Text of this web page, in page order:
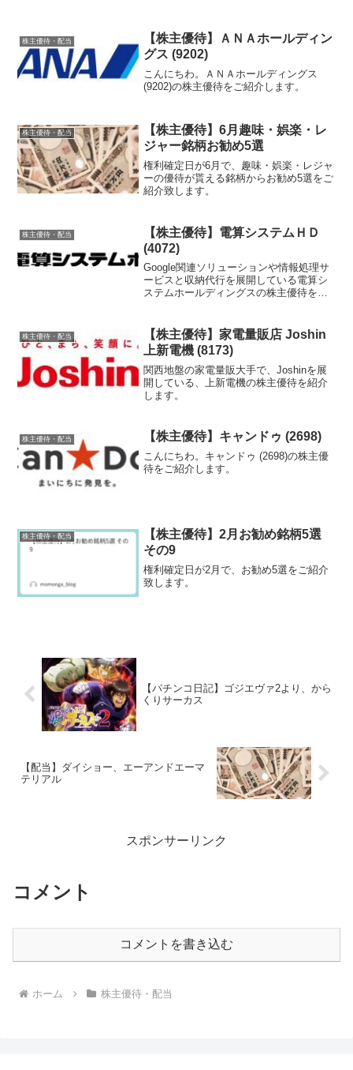
株主優待・配当
【株主優待】ＡＮＡホールディン
グス (9202)
こんにちわ。ＡＮＡホールディングス
(9202)の株主優待をご紹介します。
株主優待・配当
【株主優待】6月趣味・娯楽・レ
ジャー銘柄お勧め5選
権利確定日が6月で、趣味・娯楽・レジャ
ーの優待が貰える銘柄からお勧め5選をご
紹介致します。
株主優待・配当
【株主優待】電算システムＨＤ
(4072)
Google関連ソリューションや情報処理サ
ービスと収納代行を展開している電算シ
ステムホールディングスの株主優待を紹
株主優待・配当
【株主優待】家電量販店 Joshin
上新電機 (8173)
関西地盤の家電量販大手で、Joshinを展
開している、上新電機の株主優待を紹介
します。
株主優待・配当 【株主優待】キャンドゥ (2698)
こんにちわ。キャンドゥ (2698)の株主優
待をご紹介します。
株主優待・配当
【株主優待】2月お勧め銘柄5選
その9
権利確定日が2月で、お勧め5選をご紹介
致します。
【パチンコ日記】ゴジエヴァ2より、から
くりサーカス
【配当】ダイショー、エーアンドエーマ
テリアル
スポンサーリンク
コメント
コメントを書き込む
ホーム 株主優待・配当